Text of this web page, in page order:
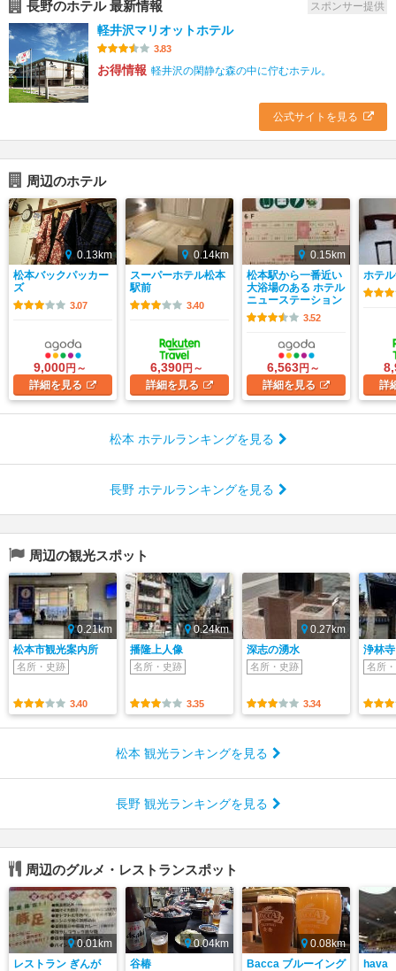
長野のホテル 最新情報 スポンサー提供
軽井沢マリオットホテル
3.83
お得情報 軽井沢の閑静な森の中に佇むホテル。
公式サイトを見る
周辺のホテル
0.13km
松本バックパッカー
ズ
3.07
9,000円～
詳細を見る
0.14km
スーパーホテル松本
駅前
3.40
6,390円～
詳細を見る
0.15km
松本駅から一番近い
大浴場のある ホテル
ニューステーション
3.52
6,563円～
詳細を見る
ホテ
詳
松本 ホテルランキングを見る
長野 ホテルランキングを見る
周辺の観光スポット
0.21km
松本市観光案内所
名所・史跡
3.40
0.24km
播隆上人像
名所・史跡
3.35
0.27km
深志の湧水
名所・史跡
3.34
浄林
名所
松本 観光ランキングを見る
長野 観光ランキングを見る
周辺のグルメ・レストランスポット
0.01km
レストラン ぎんが
0.04km
谷椿
0.08km
Bacca ブルーイング
hava